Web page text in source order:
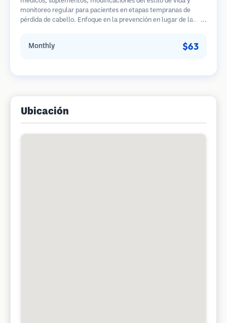
monitoreo regular para pacientes en etapas tempranas de
pérdida de cabello. Enfoque en la prevención en lugar de la
Monthly $63
Ubicación